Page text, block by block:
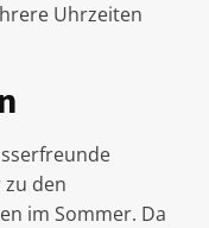
Uhrzeiten
zu den
im Sommer. Da